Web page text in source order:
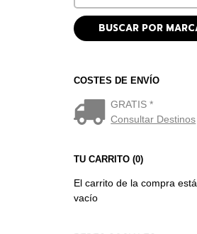
COSTES DE ENVÍO
GRATIS *
Consultar Destinos
TU CARRITO (0)
El carrito de la compra está
vacío